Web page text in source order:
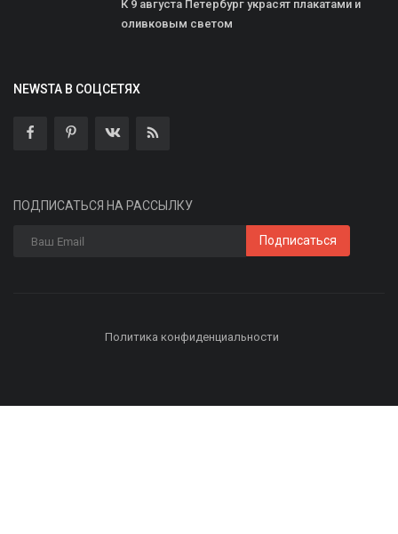
К 9 августа Петербург украсят плакатами и
оливковым светом
NEWSTA В СОЦСЕТЯХ
ПОДПИСАТЬСЯ НА РАССЫЛКУ
Подписаться
Политика конфиденциальности